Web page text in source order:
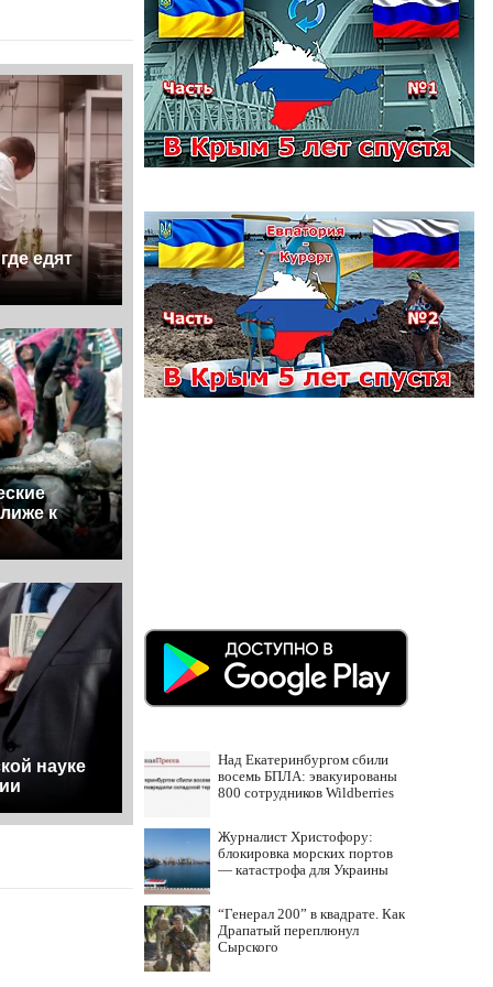
едят
к
науке
Над Екатеринбургом сбили
восемь БПЛА: эвакуированы
800 сотрудников Wildberries
Журналист Христофору:
блокировка морских портов
— катастрофа для Украины
“Генерал 200” в квадрате. Как
Драпатый переплюнул
Сырского